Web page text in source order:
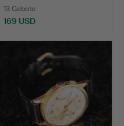
13 Gebote
169 USD